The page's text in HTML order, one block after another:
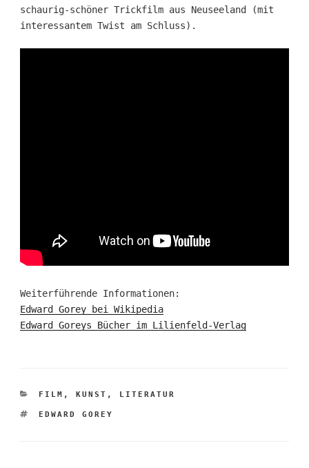
schaurig-schöner Trickfilm aus Neuseeland (mit
interessantem Twist am Schluss).
Weiterführende Informationen:
Edward Gorey bei Wikipedia
Edward Goreys Bücher im Lilienfeld-Verlag
KATEGORIEN
FILM , KUNST , LITERATUR
SCHLAGWÖRTER
EDWARD GOREY